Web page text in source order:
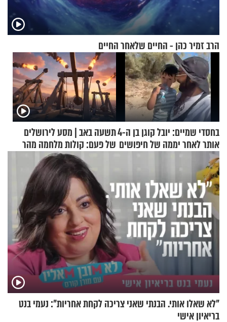
הרב זמיר כהן - החיים שלאחר החיים
בחסדי שמיים: יובל קוגן בן ה-4
אותר לאחר יממה של חיפושים
תשעה באב | מסע לירושלים
של פעם: קולות מלחמה מהר
"לא שאלו אותי. הבנתי שאני צריכה לקחת אחריות": נעמי בנט
בריאיון אישי